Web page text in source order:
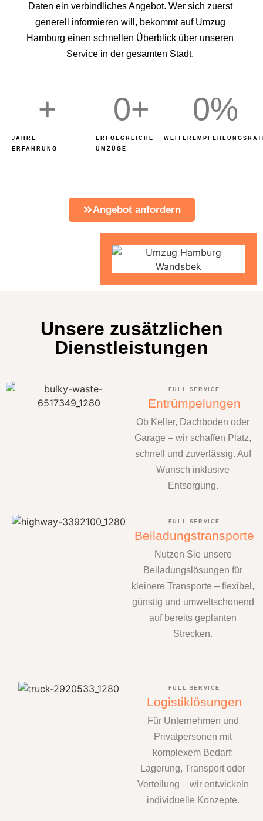
Daten ein verbindliches Angebot. Wer sich zuerst
generell informieren will, bekommt auf Umzug
Hamburg einen schnellen Überblick über unseren
Service in der gesamten Stadt.
JAHRE
ERFAHRUNG
+
ERFOLGREICHE
UMZÜGE
0+ 0%
Angebot anfordern
Unsere zusätzlichen
Dienstleistungen
FULL SERVICE
Entrümpelungen
Ob Keller, Dachboden oder
Garage – wir schaffen Platz,
schnell und zuverlässig. Auf
Wunsch inklusive
Entsorgung.
FULL SERVICE
Beiladungstransporte
Nutzen Sie unsere
Beiladungslösungen für
kleinere Transporte – flexibel,
günstig und umweltschonend
auf bereits geplanten
Strecken.
FULL SERVICE
Logistiklösungen
Für Unternehmen und
Privatpersonen mit
komplexem Bedarf:
Lagerung, Transport oder
Verteilung – wir entwickeln
individuelle Konzepte.